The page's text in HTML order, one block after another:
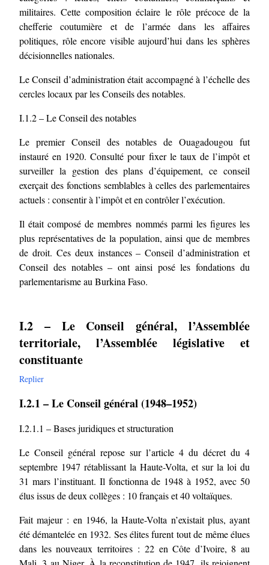
militaires. Cette composition éclaire le rôle précoce de la
chefferie coutumière et de l’armée dans les affaires
politiques, rôle encore visible aujourd’hui dans les sphères
décisionnelles nationales.
Le Conseil d’administration était accompagné à l’échelle des
cercles locaux par les Conseils des notables.
I.1.2 – Le Conseil des notables
Le premier Conseil des notables de Ouagadougou fut
instauré en 1920. Consulté pour fixer le taux de l’impôt et
surveiller la gestion des plans d’équipement, ce conseil
exerçait des fonctions semblables à celles des parlementaires
actuels : consentir à l’impôt et en contrôler l’exécution.
Il était composé de membres nommés parmi les figures les
plus représentatives de la population, ainsi que de membres
de droit. Ces deux instances – Conseil d’administration et
Conseil des notables – ont ainsi posé les fondations du
parlementarisme au Burkina Faso.
I.2 – Le Conseil général, l’Assemblée
territoriale, l’Assemblée législative et
constituante
Replier
I.2.1 – Le Conseil général (1948–1952)
I.2.1.1 – Bases juridiques et structuration
Le Conseil général repose sur l’article 4 du décret du 4
septembre 1947 rétablissant la Haute-Volta, et sur la loi du
31 mars l’instituant. Il fonctionna de 1948 à 1952, avec 50
élus issus de deux collèges : 10 français et 40 voltaïques.
Fait majeur : en 1946, la Haute-Volta n’existait plus, ayant
été démantelée en 1932. Ses élites furent tout de même élues
dans les nouveaux territoires : 22 en Côte d’Ivoire, 8 au